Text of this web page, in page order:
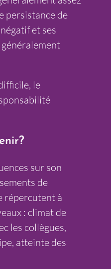
persistance de
et ses
le
sur son
de
répercutent à
: climat de
les collègues,
atteinte des